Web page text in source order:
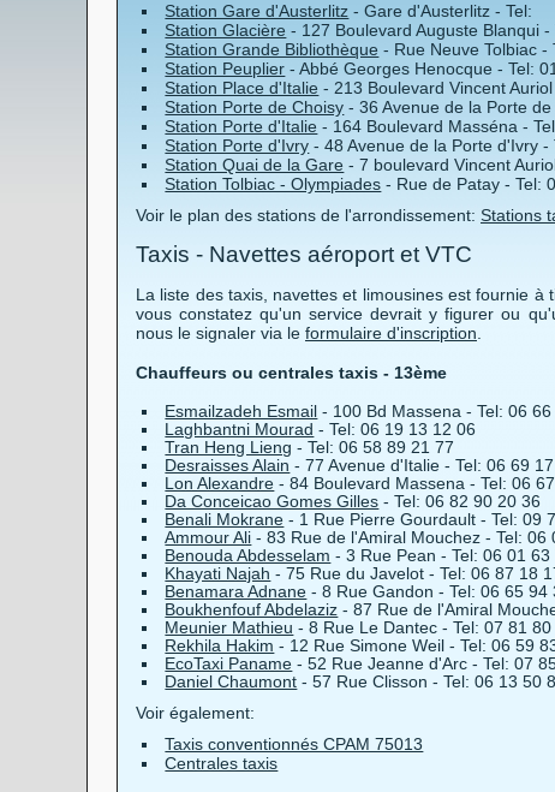
Station Gare d'Austerlitz - Gare d'Austerlitz - Tel:
Station Glacière - 127 Boulevard Auguste Blanqui
Station Grande Bibliothèque - Rue Neuve Tolbiac -
Station Peuplier - Abbé Georges Henocque - Tel:
Station Place d'Italie - 213 Boulevard Vincent
Station Porte de Choisy - 36 Avenue de la Porte
Station Porte d'Italie - 164 Boulevard Masséna -
Station Porte d'Ivry - 48 Avenue de la Porte d'Ivry -
Station Quai de la Gare - 7 boulevard Vincent
Station Tolbiac - Olympiades - Rue de Patay - Tel:
Voir le plan des stations de l'arrondissement: Stations
Taxis - Navettes aéroport et VTC
La liste des taxis, navettes et limousines est fournie
vous constatez qu'un service devrait y figurer ou
nous le signaler via le formulaire d'inscription
Chauffeurs ou centrales taxis - 13ème
Esmailzadeh Esmail - 100 Bd Massena - Tel: 06
Laghbantni Mourad - Tel: 06 19 13 12 06
Tran Heng Lieng - Tel: 06 58 89 21 77
Desraisses Alain - 77 Avenue d'Italie - Tel: 06 69
Lon Alexandre - 84 Boulevard Massena - Tel: 06
Da Conceicao Gomes Gilles - Tel: 06 82 90 20 36
Benali Mokrane - 1 Rue Pierre Gourdault - Tel: 09
Ammour Ali - 83 Rue de l'Amiral Mouchez - Tel: 06
Benouda Abdesselam - 3 Rue Pean - Tel: 06 01 63
Khayati Najah - 75 Rue du Javelot - Tel: 06 87 18
Benamara Adnane - 8 Rue Gandon - Tel: 06 65 94
Boukhenfouf Abdelaziz - 87 Rue de l'Amiral
Meunier Mathieu - 8 Rue Le Dantec - Tel: 07 81 80
Rekhila Hakim - 12 Rue Simone Weil - Tel: 06 59
EcoTaxi Paname - 52 Rue Jeanne d'Arc - Tel: 07
Daniel Chaumont - 57 Rue Clisson - Tel: 06 13 50
Voir également:
Taxis conventionnés CPAM 75013
Centrales taxis